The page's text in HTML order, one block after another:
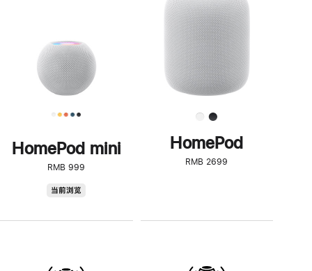
HomePod mini
RMB 999
当前浏览
了
解
HomePod<
HomePod
RMB 2699